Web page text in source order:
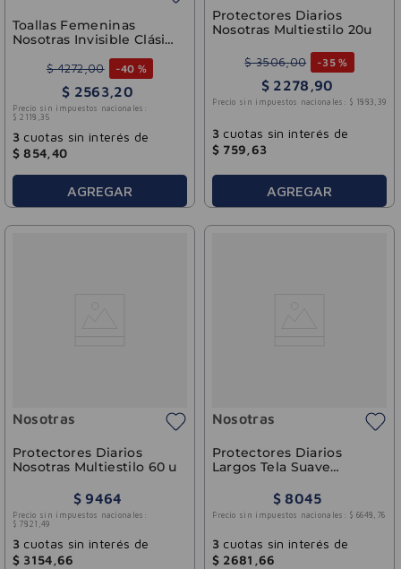
Toallas Femeninas
Nosotras Invisible Clásica
$ 4272,00 -40 %
$ 2563,20
Precio sin impuestos nacionales:
$ 2118 ,35
3 cuotas sin interés de
$ 854 40
AGREGAR
Protectores Diarios
Nosotras Multiestilo 20u
$ 3506,00 -35 %
$ 2278 90
Precio sin impuestos nacionales: $ 1883 39
3 cuotas sin interés de
$ 759 63
AGREGAR
Nosotras
Protectores Diarios
Nosotras Multiestilo 60 u
$ 9464
Precio sin impuestos nacionales:
$ 7821 ,49
3 cuotas sin interés de
$ 3154,66
Nosotras
Protectores Diarios
Largos Tela Suave
$ 8045
Precio sin impuestos nacionales: $ 6648 , 76
3 cuotas sin interés de
$ 2681 ,66